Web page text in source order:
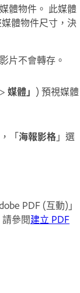
體物件。 此媒體
體物件尺寸，決
片不會轉存。
> 媒體」 ) 預視媒體
「海報影格」選
PDF (互動)」
參閱建立 PDF